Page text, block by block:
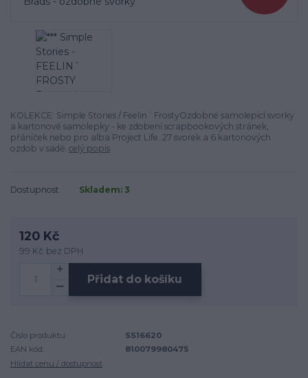
KOLEKCE: Simple Stories / Feelin´ FrostyOzdobné samolepicí svorky
a kartonové samolepky - ke zdobení scrapbookových stránek,
přáníček nebo pro alba Project Life. 27 svorek a 6 kartonových
ozdob v sadě. celý popis
Dostupnost Skladem: 3
120 Kč
99 Kč bez DPH
Přidat do košíku
Číslo produktu:
SS16620
EAN kód:
810079980475
Hlídat cenu / dostupnost